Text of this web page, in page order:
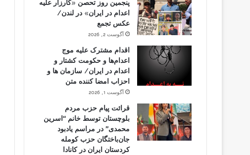
پنجمین روز تحصن «کارزار علیه
اعدام در ایران» در لندن/
عکس تجمع
آگوست 2, 2026
اقدام مشترک علیه موج
اعدام‌ها و حکومت کشتار و
اعدام در ایران/ سازمان ها و
احزاب امضا کننده متن
آگوست 1, 2026
قرائت پیام حزب مردم
بلوچستان توسط خانم “اسرین
محمدی” در مراسم یادبود
جان‌باختگان حزب کومله
کردستان ایران در کانادا